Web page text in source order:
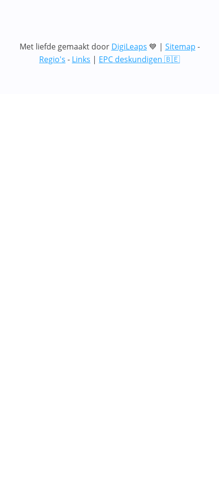
Met liefde gemaakt door DigiLeaps 💙 | Sitemap -
Regio's - Links | EPC deskundigen 🇧🇪